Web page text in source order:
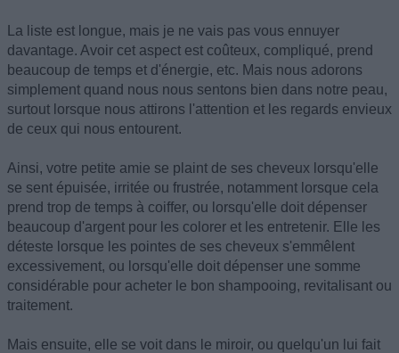
La liste est longue, mais je ne vais pas vous ennuyer
davantage. Avoir cet aspect est coûteux, compliqué, prend
beaucoup de temps et d'énergie, etc. Mais nous adorons
simplement quand nous nous sentons bien dans notre peau,
surtout lorsque nous attirons l'attention et les regards envieux
de ceux qui nous entourent.
Ainsi, votre petite amie se plaint de ses cheveux lorsqu'elle
se sent épuisée, irritée ou frustrée, notamment lorsque cela
prend trop de temps à coiffer, ou lorsqu'elle doit dépenser
beaucoup d'argent pour les colorer et les entretenir. Elle les
déteste lorsque les pointes de ses cheveux s'emmêlent
excessivement, ou lorsqu'elle doit dépenser une somme
considérable pour acheter le bon shampooing, revitalisant ou
traitement.
Mais ensuite, elle se voit dans le miroir, ou quelqu'un lui fait